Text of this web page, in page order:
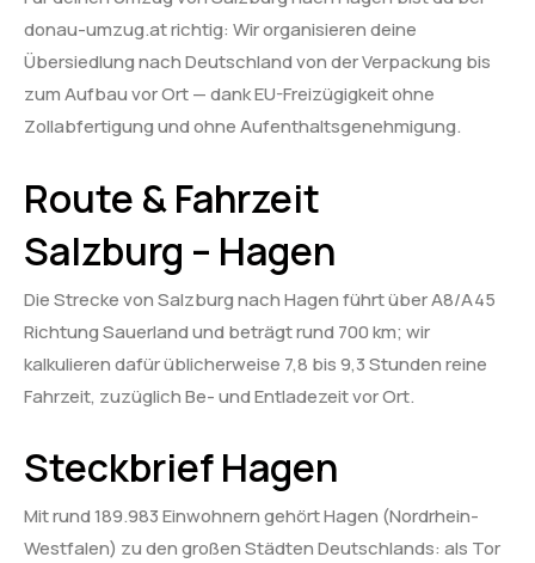
donau-umzug.at richtig: Wir organisieren deine
Übersiedlung nach Deutschland von der Verpackung bis
zum Aufbau vor Ort — dank EU-Freizügigkeit ohne
Zollabfertigung und ohne Aufenthaltsgenehmigung.
Route & Fahrzeit
Salzburg – Hagen
Die Strecke von Salzburg nach Hagen führt über A8/A45
Richtung Sauerland und beträgt rund 700 km; wir
kalkulieren dafür üblicherweise 7,8 bis 9,3 Stunden reine
Fahrzeit, zuzüglich Be- und Entladezeit vor Ort.
Steckbrief Hagen
Mit rund 189.983 Einwohnern gehört Hagen (Nordrhein-
Westfalen) zu den großen Städten Deutschlands: als Tor